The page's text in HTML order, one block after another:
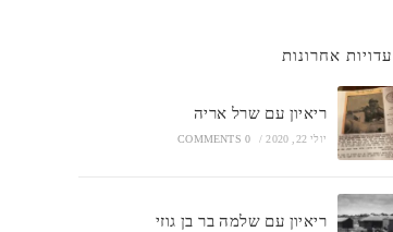
עדויות אחרונות
ריאיון עם שרל אריה
יולי 22, 2020 /
0 COMMENTS
ריאיון עם שלמה בר בן גוזי